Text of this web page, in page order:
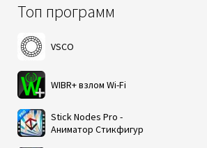
Топ программ
VSCO
WIBR+ взлом Wi-Fi
Stick Nodes Pro -
Аниматор Стикфигур